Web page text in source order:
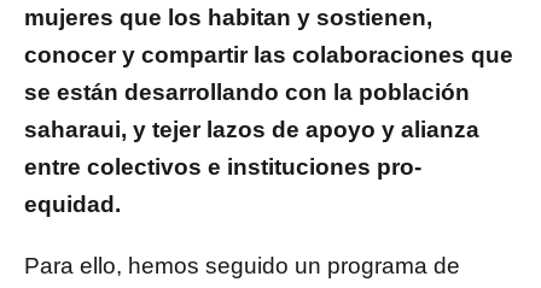
mujeres que los habitan y sostienen,
conocer y compartir las colaboraciones que
se están desarrollando con la población
saharaui, y tejer lazos de apoyo y alianza
entre colectivos e instituciones pro-
equidad.
Para ello, hemos seguido un programa de